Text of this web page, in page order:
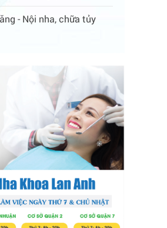
- Nội nha, chữa tủy